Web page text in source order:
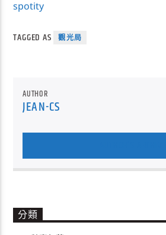
spotity
TAGGED AS 觀光局
AUTHOR
JEAN-CS
分類